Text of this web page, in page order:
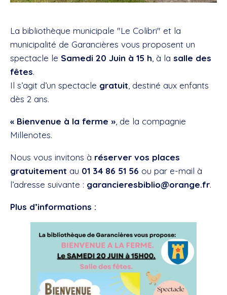
La bibliothèque municipale "Le Colibri" et la
municipalité de Garancières vous proposent un
spectacle le Samedi 20 Juin à 15 h , à la salle des
fêtes.
Il s’agit d’un spectacle gratuit , destiné aux enfants
dès 2 ans.
« Bienvenue à la ferme » , de la compagnie
Millenotes.
Nous vous invitons à réserver vos places
gratuitement au 01 34 86 51 56 ou par e-mail à
l’adresse suivante : garancieresbiblio@orange.fr.
Plus d’informations :